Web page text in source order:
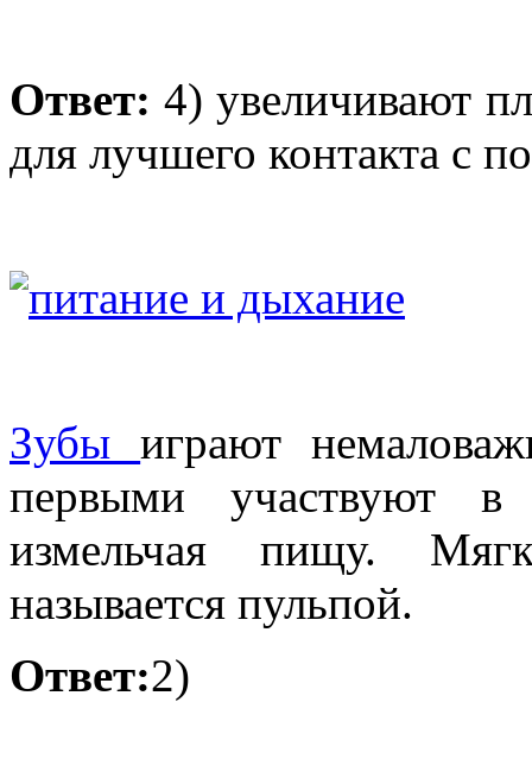
Ответ: 4) увеличивают
для лучшего контакта с
Зубыиграют
первыми участвуют в
измельчая пищу.
называется пульпой.
Ответ:2)